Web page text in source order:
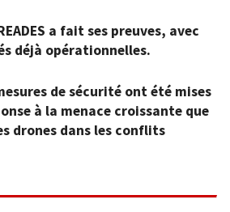
a fait ses preuves, avec
déjà opérationnelles.
de sécurité ont été mises
à la menace croissante que
drones dans les conflits